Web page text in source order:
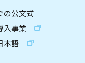
の公文式
入事業
本語